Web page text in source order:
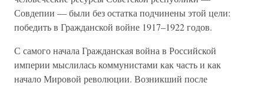
Совдепии — были без остатка подчинены этой цели:
победить в Гражданской войне 1917–1922 годов.
С самого начала Гражданская война в Российской
империи мыслилась коммунистами как часть и как
начало Мировой революции. Возникший после